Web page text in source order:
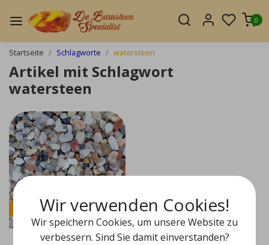
0
Startseite Schlagworte watersteen
Artikel mit Schlagwort
watersteen
Wir verwenden Cookies!
Wir speichern Cookies, um unsere Website zu
verbessern. Sind Sie damit einverstanden?